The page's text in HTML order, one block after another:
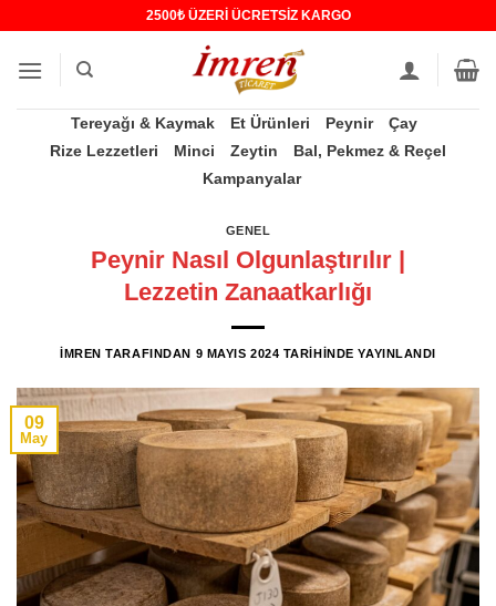
2500₺ ÜZERİ ÜCRETSİZ KARGO
Tereyağı & Kaymak Et Ürünleri Peynir
Çay
Rize Lezzetleri
Minci Zeytin
Bal, Pekmez & Reçel
Kampanyalar
GENEL
Peynir Nasıl Olgunlaştırılır |
Lezzetin Zanaatkarlığı
IMREN TARAFINDAN 9 MAYIS 2024 TARIHINDE YAYINLANDI
09
May